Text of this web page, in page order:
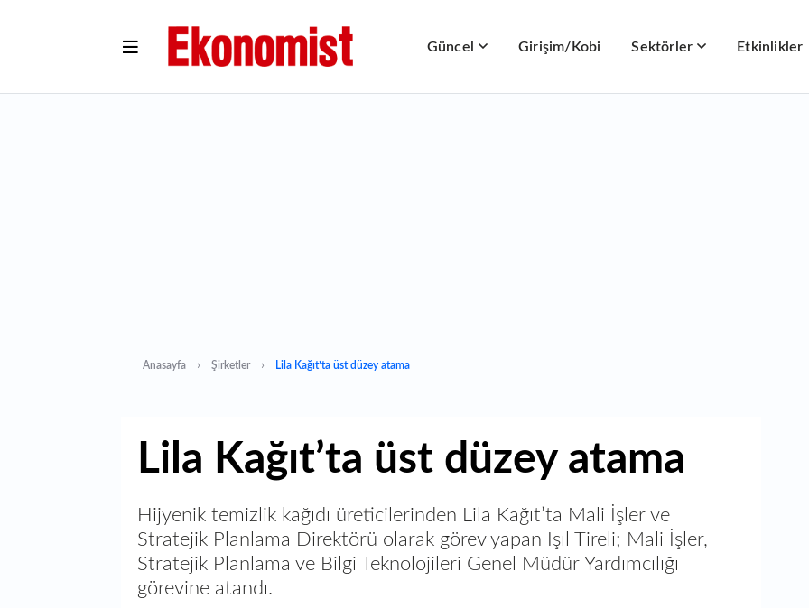
Güncel Girişim/Kobi Sektörler Etkinlikler
Anasayfa Şirketler Lila Kağıt’ta üst düzey atama
Lila Kağıt’ta üst düzey atama
Hijyenik temizlik kağıdı üreticilerinden Lila Kağıt’ta Mali İşler ve
Stratejik Planlama Direktörü olarak görev yapan Işıl Tireli; Mali İşler,
Stratejik Planlama ve Bilgi Teknolojileri Genel Müdür Yardımcılığı
görevine atandı.